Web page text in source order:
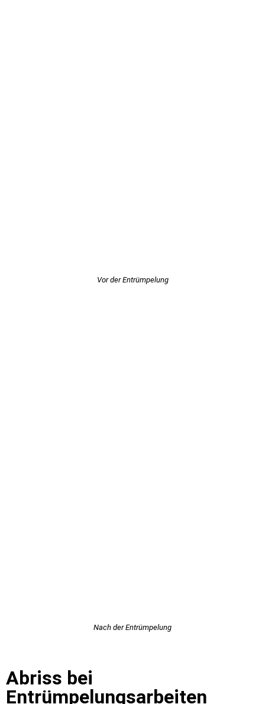
Vor der Entrümpelung
Nach der Entrümpelung
Abriss bei
Entrümpelungsarbeiten